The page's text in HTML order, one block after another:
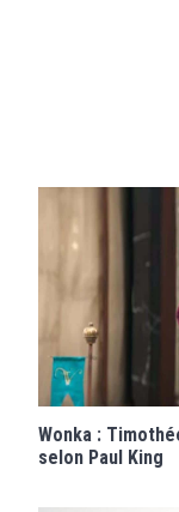
Wonka :
selon Paul King